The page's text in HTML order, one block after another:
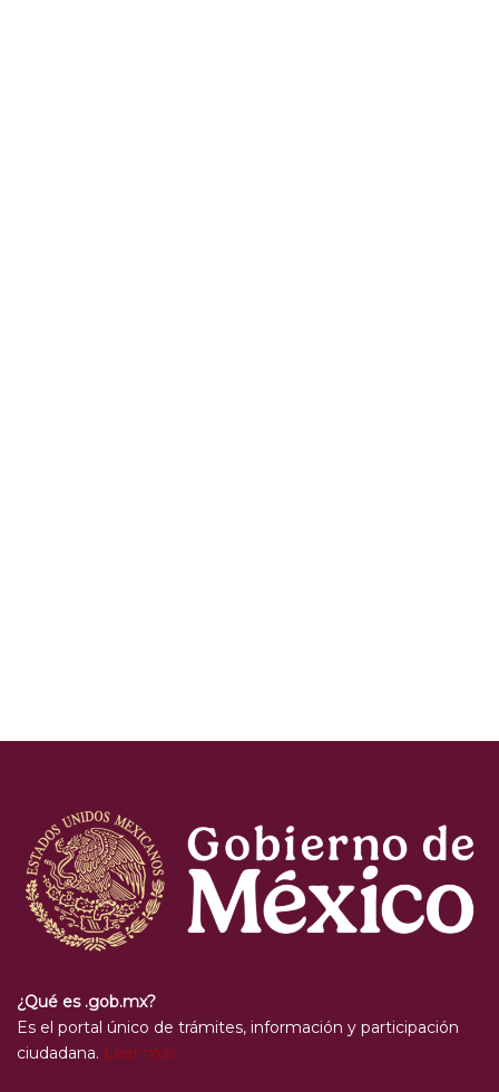
¿Qué es .gob.mx?
Es el portal único de trámites, información y participación
ciudadana. Leer más